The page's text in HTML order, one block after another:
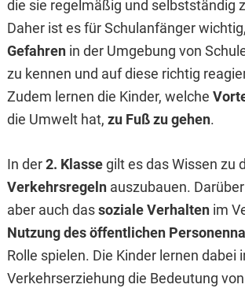
die sie regelmäßig und selbstständig
Daher ist es für Schulanfänger wichtig,
Gefahrenin der Umgebung von
zu kennen und auf diese richtig
Zudem lernen die Kinder, welche
die Umwelt hat, zu Fuß zu gehen.
In der2. Klassegilt es das Wissen zu
Verkehrsregeln auszubauen. Darüber
aber auch dassoziale Verhaltenim
Nutzung des öffentlichen
Rolle spielen. Die Kinder lernen dabei
Verkehrserziehung die Bedeutung von